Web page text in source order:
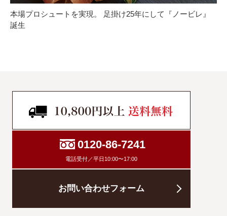
本場プロシュートを実現。 足掛け25年にして『ノービレ』
誕生
0120-86-7241
電話受付／平日10:00〜17:00
お問い合わせフォーム